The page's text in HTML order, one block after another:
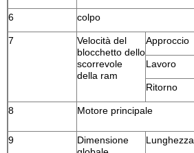
6 colpo
7
Velocità del
blocchetto dello
scorrevole
della ram
Approccio
Lavoro
Ritorno
8 Motore principale
9
Dimensione
Lunghezza